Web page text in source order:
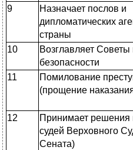
9
Назначает послов и
дипломатических
страны
10
Возглавляет
безопасности
11
Помилование
(прощение
12
Принимает решения
судей Верховного
Сената)